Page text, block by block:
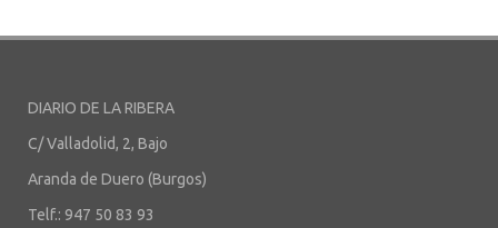
DIARIO DE LA RIBERA
C/ Valladolid, 2, Bajo
Aranda de Duero (Burgos)
Telf.: 947 50 83 93